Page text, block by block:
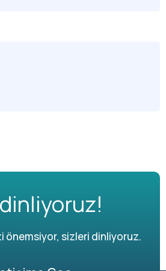
önemsiyor, sizleri dinliyoruz.